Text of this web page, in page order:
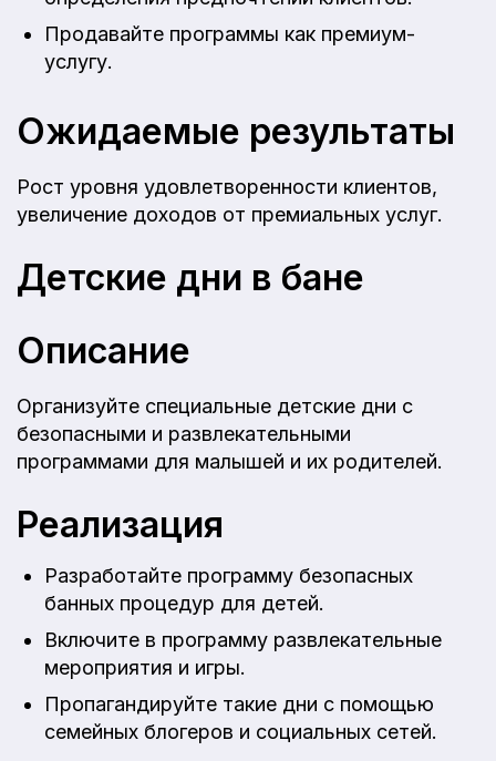
Продавайте программы как премиум-
услугу.
Ожидаемые результаты
Рост уровня удовлетворенности клиентов,
увеличение доходов от премиальных услуг.
Детские дни в бане
Описание
Организуйте специальные детские дни с
безопасными и развлекательными
программами для малышей и их родителей.
Реализация
Разработайте программу безопасных
банных процедур для детей.
Включите в программу развлекательные
мероприятия и игры.
Пропагандируйте такие дни с помощью
семейных блогеров и социальных сетей.